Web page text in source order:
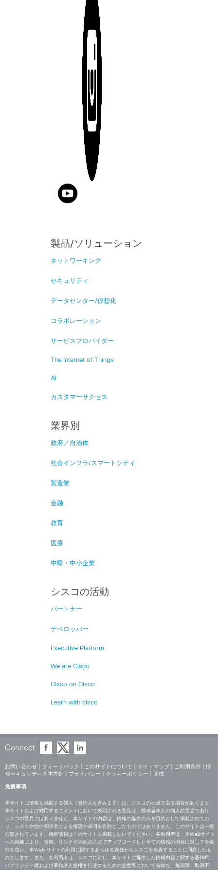
製品/ソリューション
ネットワーキング
セキュリティ
データセンター/仮想化
コラボレーション
サービスプロバイダー
The Internet of Things
AI
カスタマーサクセス
業界別
政府／自治体
社会インフラ/スマートシティ
製造業
金融
教育
医療
中堅・中小企業
シスコの活動
パートナー
デベロッパー
Executive Platform
We are Cisco
Cisco on Cisco
Learn with cisco
Connect
お問い合わせ フィードバック このサイトについて サイトマップ ご利用条件
情
報セキュリティ基本方針
プライバシー クッキーポリシー 商標
免責事項
本サイトに情報を掲載する個人（管理人を含みます）は、シスコの社員である場合があります。
本サイトおよび対応するコメントにおいて表明される意見は、投稿者本人の個人的意見であり、
シスコの意見ではありません。本サイトの内容は、情報の提供のみを目的として掲載されてお
り、シスコや他の関係者による推奨や表明を目的としたものではありません。このサイトは一般
公開されています。機密情報はこのサイトに掲載しないでください。各利用者は、本Webサイト
への掲載により、投稿、リンクその他の方法でアップロードした全ての情報の内容に対して全責
任を負い、本Web サイトの利用に関するあらゆる責任からシスコを免責することに同意したも
のとします。また、各利用者は、シスコに対し、本サイトに提供した情報内容に関する著作権、
パブリシティ権および著作者人格権を行使するための全世界において有効な、無期限、取消不